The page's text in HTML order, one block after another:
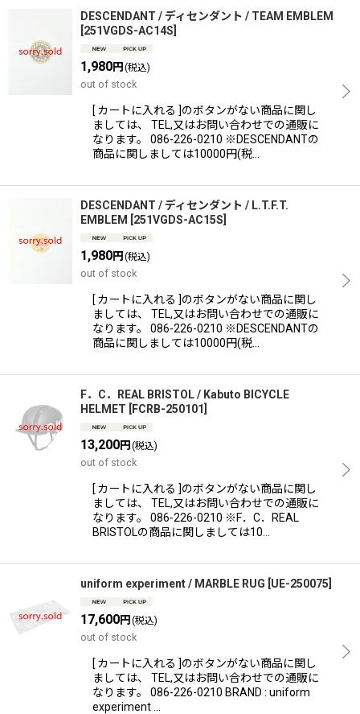
DESCENDANT / ディセンダント / TEAM EMBLEM
251VGDS-AC14S
1,980円 (税込)
out of stock
[ カートに入れる ]のボタンがない商品に関し
ましては、 TEL,又はお問い合わせでの通販に
なります。 086-226-0210 ※DESCENDANTの
商品に関しましては10000円(税…
DESCENDANT / ディセンダント / L.T.F.T.
EMBLEM
251VGDS-AC15S
1,980円 (税込)
out of stock
[ カートに入れる ]のボタンがない商品に関し
ましては、 TEL,又はお問い合わせでの通販に
なります。 086-226-0210 ※DESCENDANTの
商品に関しましては10000円(税…
F．C．REAL BRISTOL / Kabuto BICYCLE
HELMET
FCRB-250101
13,200円 (税込)
out of stock
[ カートに入れる ]のボタンがない商品に関し
ましては、 TEL,又はお問い合わせでの通販に
なります。 086-226-0210 ※F．C．REAL
BRISTOLの商品に関しましては10…
uniform experiment / MARBLE RUG UE-250075
17,600円 (税込)
out of stock
[ カートに入れる ]のボタンがない商品に関し
ましては、 TEL,又はお問い合わせでの通販に
なります。 086-226-0210 BRAND : uniform
experiment …